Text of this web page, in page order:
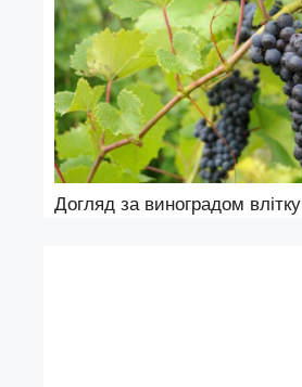
Догляд за виноградом влітку